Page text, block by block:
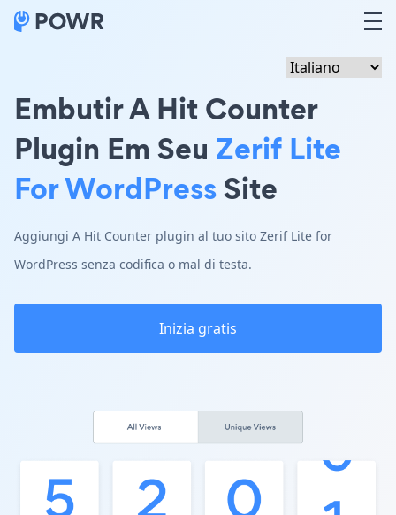
Embutir A Hit Counter
Plugin Em Seu Zerif Lite
For WordPressSite
Aggiungi A Hit Counter plugin al tuo sito Zerif Lite for
WordPress senza codifica o mal di testa.
Inizia gratis